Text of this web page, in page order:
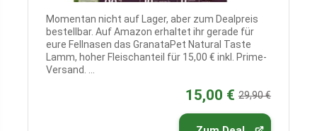
Momentan nicht auf Lager, aber zum Dealpreis
bestellbar. Auf Amazon erhaltet ihr gerade für
eure Fellnasen das GranataPet Natural Taste
Lamm, hoher Fleischanteil für 15,00 € inkl. Prime-
Versand. ...
15,00 € 29,90 €